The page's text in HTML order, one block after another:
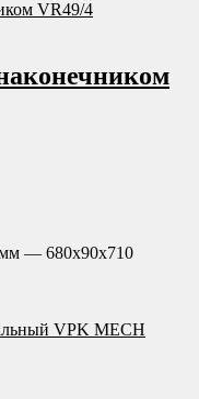
— 680х90х710